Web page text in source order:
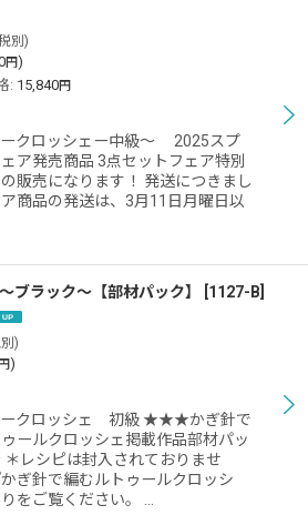
別)
円)
: 15,840円
ークロッシェー中級〜 2025スプ
ア発売商品 3点セットフェア特別
販売になります！ 発送につきまし
商品の発送は、3月11日月曜日以
ブラック〜【部材パック】 1127-B
)
円)
ークロッシェ 初級 ★★★かぎ針で
ールクロッシェ掲載作品部材パッ
レシピは封入されておりませ
ぎ針で編むルトゥールクロッシ
をご覧ください。 …